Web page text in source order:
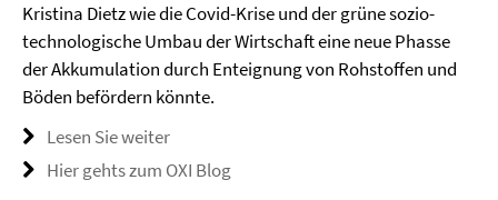
Kristina Dietz wie die Covid-Krise und der grüne sozio-
technologische Umbau der Wirtschaft eine neue Phasse
der Akkumulation durch Enteignung von Rohstoffen und
Böden befördern könnte.
Lesen Sie weiter
Hier gehts zum OXI Blog